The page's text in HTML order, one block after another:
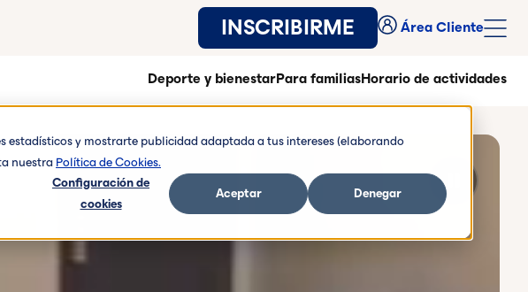
estadísticos y mostrarte publicidad adaptada a tus intereses (elaborando
nuestra Política de Cookies.
Configuración de
cookies
Aceptar Denegar
INSCRIBIRME Área Cliente
Deporte y bienestarPara familiasHorario de actividades